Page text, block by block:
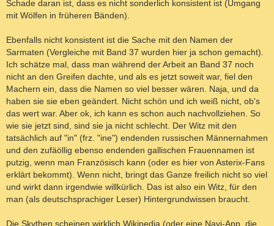
Schade daran ist, dass es nicht sonderlich konsistent ist (Umgang
mit Wölfen in früheren Bänden).
Ebenfalls nicht konsistent ist die Sache mit den Namen der
Sarmaten (Vergleiche mit Band 37 wurden hier ja schon gemacht).
Ich schätze mal, dass man während der Arbeit an Band 37 noch
nicht an den Greifen dachte, und als es jetzt soweit war, fiel den
Machern ein, dass die Namen so viel besser wären. Naja, und da
haben sie sie eben geändert. Nicht schön und ich weiß nicht, ob's
das wert war. Aber ok, ich kann es schon auch nachvollziehen. So
wie sie jetzt sind, sind sie ja nicht schlecht. Der Witz mit den
tatsächlich auf "in" (frz. "ine") endenden russischen Männernahmen
und den zufäöllig ebenso endenden gallischen Frauennamen ist
putzig, wenn man Französisch kann (oder es hier von Asterix-Fans
erklärt bekommt). Wenn nicht, bringt das Ganze freilich nicht so viel
und wirkt dann irgendwie willkürlich. Das ist also ein Witz, für den
man (als deutschsprachiger Leser) Hintergrundwissen braucht.
Die Skythen scheinen wirklich Wikipedia (oder eine Navi-App, die